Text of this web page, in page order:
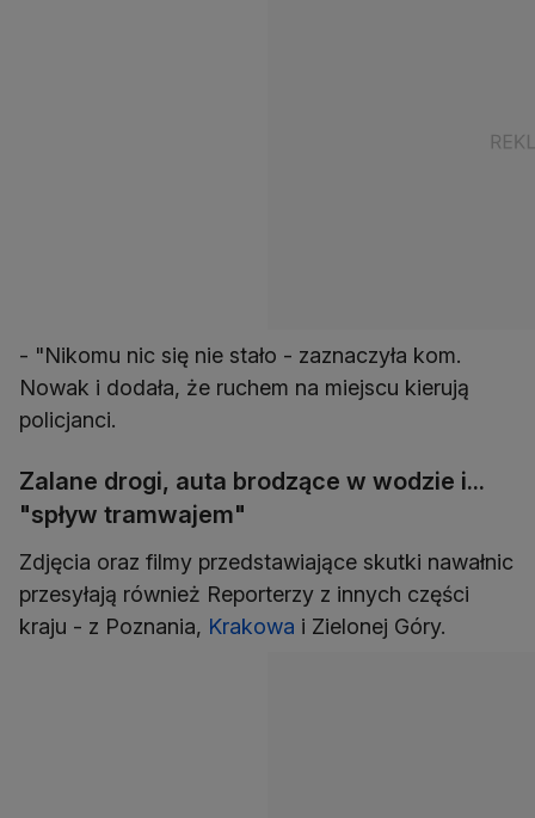
- "Nikomu nic się nie stało - zaznaczyła kom.
Nowak i dodała, że ruchem na miejscu kierują
policjanci.
Zalane drogi, auta brodzące w wodzie i...
"spływ tramwajem"
Zdjęcia oraz filmy przedstawiające skutki nawałnic
przesyłają również Reporterzy z innych części
kraju - z Poznania, Krakowa i Zielonej Góry.